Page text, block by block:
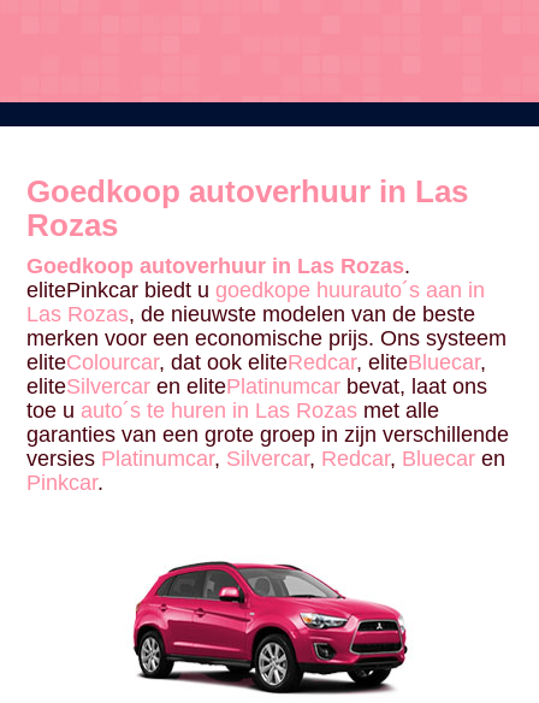
Goedkoop autoverhuur in Las
Rozas
Goedkoop autoverhuur in Las Rozas.
elitePinkcar biedt ugoedkope huurauto´s aan in
Las Rozas, de nieuwste modelen van de beste
merken voor een economische prijs. Ons systeem
eliteColourcar, dat ook eliteRedcar, eliteBluecar,
eliteSilvercar en elitePlatinumcar bevat, laat ons
toe u auto´s te huren in Las Rozas met alle
garanties van een grote groep in zijn verschillende
versies Platinumcar, Silvercar, Redcar, Bluecar en
Pinkcar.